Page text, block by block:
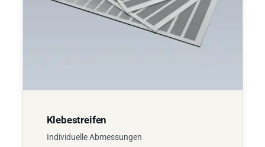
Klebestreifen
Individuelle Abmessungen